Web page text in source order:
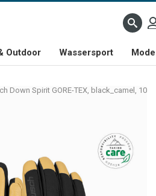
Outdoor Wassersport
Down Spirit GORE-TEX, black_camel, 10